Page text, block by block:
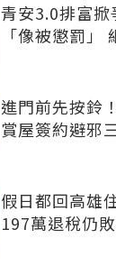
青安3.0排富
「像被懲罰」
進門前先按鈴
賞屋簽約避邪
假日都回高雄
197萬退稅仍